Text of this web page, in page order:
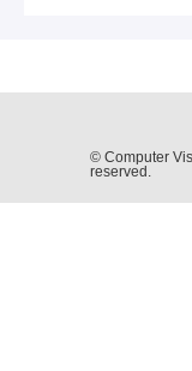
© Computer
reserved.